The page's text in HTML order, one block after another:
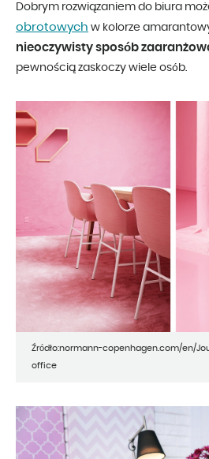
Dobrym rozwiązaniem do biura
obrotowych w kolorze
nieoczywisty sposób
pewnością zaskoczy wiele osób.
Źródło:normann-copenhagen.com/en/
office